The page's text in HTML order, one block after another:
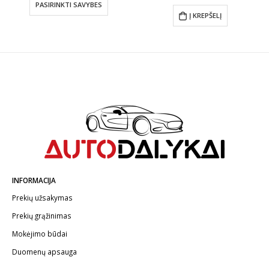
€53.40
PASIRINKTI SAVYBES
Į KREPŠELĮ
INFORMACIJA
Prekių užsakymas
Prekių grąžinimas
Mokėjimo būdai
Duomenų apsauga